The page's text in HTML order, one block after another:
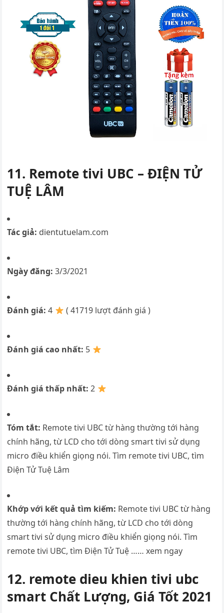
11. Remote tivi UBC – ĐIỆN TỬ
TUỆ LÂM
Tác giả: dientutuelam.com
Ngày đăng:3/3/2021
Đánh giá:4 ( 41719 lượt đánh giá )
Đánh giá cao nhất: 5
Đánh giá thấp nhất:2
Tóm tắt: Remote tivi UBC từ hàng thường tới hàng
chính hãng, từ LCD cho tới dòng smart tivi sử dụng
micro điều khiển giọng nói. Tìm remote tivi UBC, tìm
Điện Tử Tuệ Lâm
Khớp với kết quả tìm kiếm: Remote tivi UBC từ hàng
thường tới hàng chính hãng, từ LCD cho tới dòng
smart tivi sử dụng micro điều khiển giọng nói. Tìm
remote tivi UBC, tìm Điện Tử Tuệ …… xem ngay
12. remote dieu khien tivi ubc
smart Chất Lượng, Giá Tốt 2021